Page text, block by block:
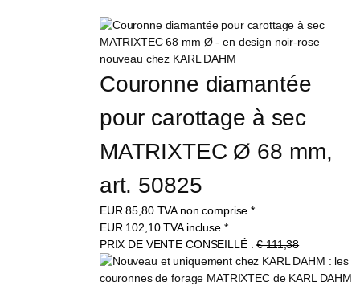
Couronne diamantée
pour carottage à sec
MATRIXTEC Ø 68 mm,
art. 50825
EUR85,80 TVA non comprise *
EUR 102,10TVA incluse *
PRIX DE VENTE CONSEILLÉ :€ 111,38